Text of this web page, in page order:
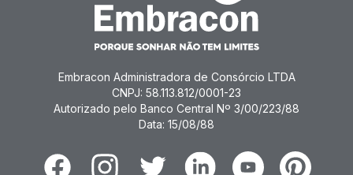
Embracon Administradora de Consórcio LTDA
CNPJ: 58.113.812/0001-23
Autorizado pelo Banco Central Nº 3/00/223/88
Data: 15/08/88
FacebookInstagramTwitter LinkedinYoutubePinterest